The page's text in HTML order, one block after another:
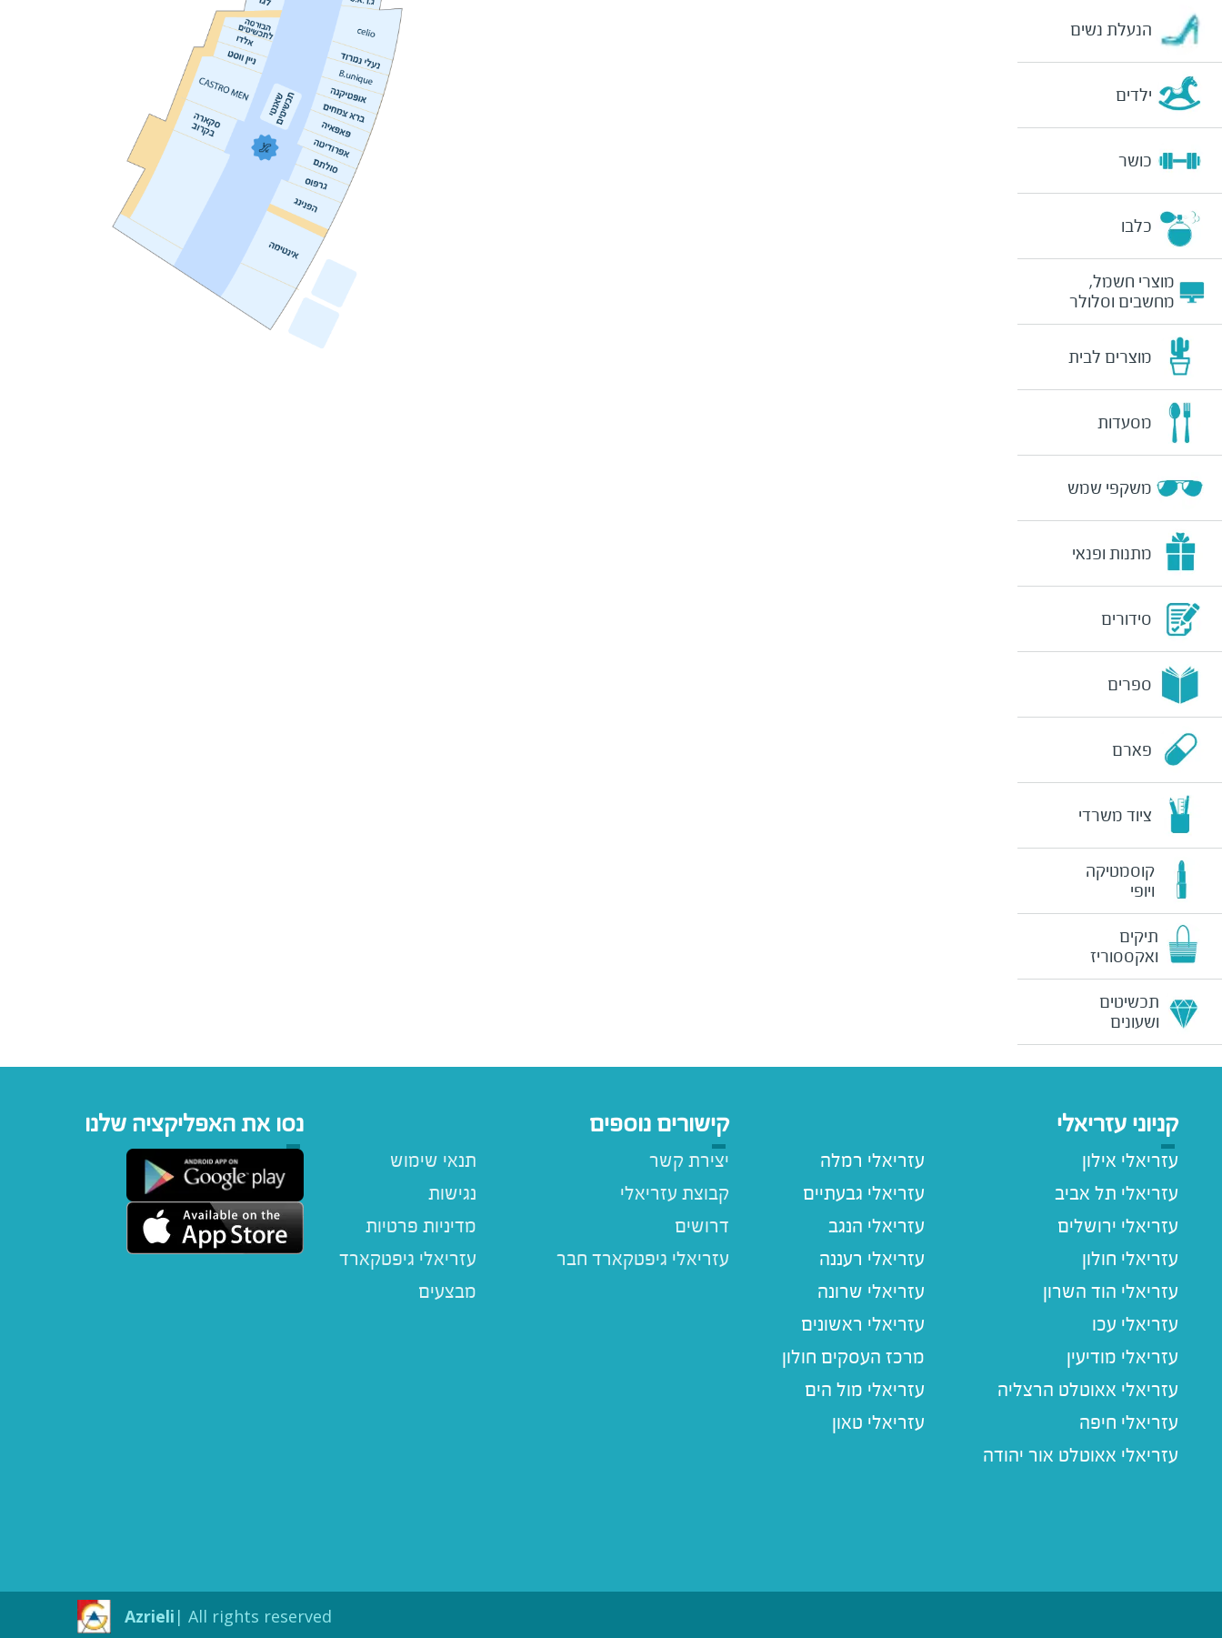
הנעלת נשים
ילדים
כושר
כלבו
מוצרי חשמל,
מחשבים וסלולר
מוצרים לבית
מסעדות
משקפי שמש
מתנות ופנאי
סידורים
ספרים
פארם
ציוד משרדי
קוסמטיקה
ויופי
תיקים
ואקססוריז
תכשיטים
ושעונים
קניוני עזריאלי
עזריאלי אילון
עזריאלי תל אביב
עזריאלי ירושלים
עזריאלי חולון
עזריאלי הוד השרון
עזריאלי עכו
עזריאלי מודיעין
עזריאלי אאוטלט הרצליה
עזריאלי חיפה
עזריאלי אאוטלט אור יהודה
עזריאלי רמלה
עזריאלי גבעתיים
עזריאלי הנגב
עזריאלי רעננה
עזריאלי שרונה
עזריאלי ראשונים
מרכז העסקים חולון
עזריאלי מול הים
עזריאלי טאון
קישורים נוספים
תנאי שימוש
נגישות
מדיניות פרטיות
עזריאלי גיפטקארד
מבצעים
יצירת קשר
קבוצת עזריאלי
דרושים
נסו את האפליקציה שלנו
All rights reserved |
Azrieli